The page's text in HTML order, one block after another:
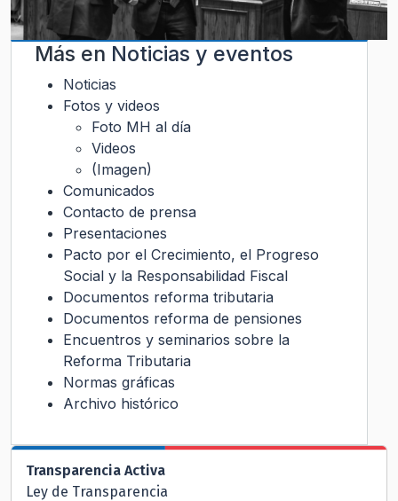
Más en Noticias y eventos
Noticias
Fotos y videos
Foto MH al día
Videos
(Imagen)
Comunicados
Contacto de prensa
Presentaciones
Pacto por el Crecimiento, el Progreso
Social y la Responsabilidad Fiscal
Documentos reforma tributaria
Documentos reforma de pensiones
Encuentros y seminarios sobre la
Reforma Tributaria
Normas gráficas
Archivo histórico
Transparencia Activa
Ley de Transparencia